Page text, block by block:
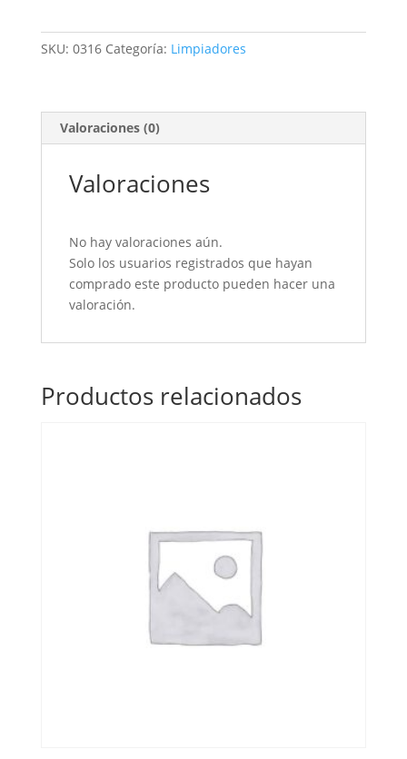
SKU: 0316 Categoría: Limpiadores
Valoraciones (0)
Valoraciones
No hay valoraciones aún.
Solo los usuarios registrados que hayan
comprado este producto pueden hacer una
valoración.
Productos relacionados